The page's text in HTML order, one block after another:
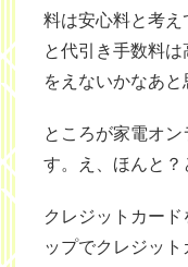
料は安心料と考
と代引き手数料
をえないかなあと
ところが家電オ
す。え、ほんと？
クレジットカー
ップでクレジッ